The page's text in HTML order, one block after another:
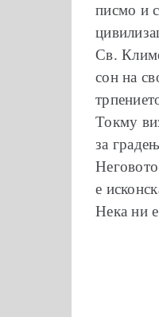
писмо и
Св.
сон на
Токму
за
е
Нека ни